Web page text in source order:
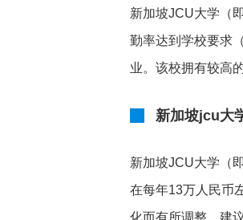
新加坡JCU大学（
勤率达到学校要求
业。该校拥有较高
新加坡jcu大
新加坡JCU大学（
在每年13万人民币
化而有所调整，建